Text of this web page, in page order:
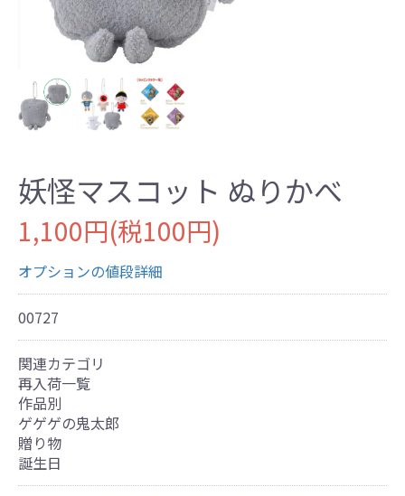
妖怪マスコット ぬりかべ
1,100円(税100円)
オプションの値段詳細
00727
関連カテゴリ
再入荷一覧
作品別
ゲゲゲの鬼太郎
贈り物
誕生日